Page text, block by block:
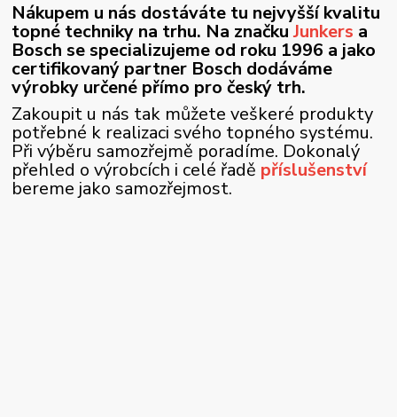
Nákupem u nás dostáváte tu nejvyšší kvalitu
topné techniky na trhu. Na značkuJunkers a
Bosch se specializujeme od roku 1996 a jako
certifikovaný partner Bosch dodáváme
výrobky určené přímo pro český trh.
Zakoupit u nás tak můžete veškeré produkty
potřebné k realizaci svého topného systému.
Při výběru samozřejmě poradíme. Dokonalý
přehled o výrobcích i celé řadě příslušenství
bereme jako samozřejmost.